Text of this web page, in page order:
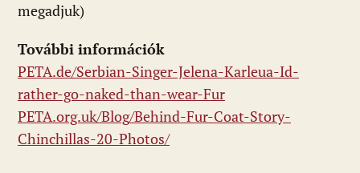
megadjuk)
További információk
PETA.de/Serbian-Singer-Jelena-Karleua-Id-
rather-go-naked-than-wear-Fur
PETA.org.uk/Blog/Behind-Fur-Coat-Story-
Chinchillas-20-Photos/